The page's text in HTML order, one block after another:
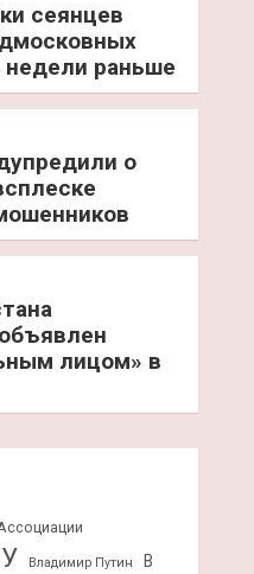
сеянцев
недели раньше
о
лицом» в
Владимир Путин
В